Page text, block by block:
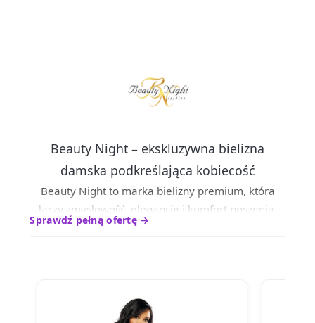
Beauty Night – ekskluzywna bielizna
damska podkreślająca kobiecość
Beauty Night to marka bielizny premium, która
łączy zmysłowość, elegancję i komfort noszenia.
Kolekcje tworzone są z dbałością o detale oraz
W ofercie znajdują sięm.in
bielizny, koronkowe body, koszulki nocne, gorsety,
Sprawdź pełną ofertę →